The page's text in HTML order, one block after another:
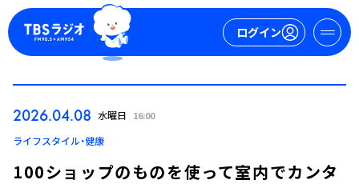
ログイン
ログイン
2026.04.08 水曜日 16:00
ライフスタイル・健康
100ショップのものを使って室内でカンタ